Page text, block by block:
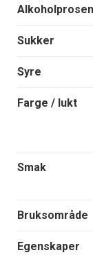
Sukker
Syre
Farge / lukt
Smak
Bruksområde
Egenskaper